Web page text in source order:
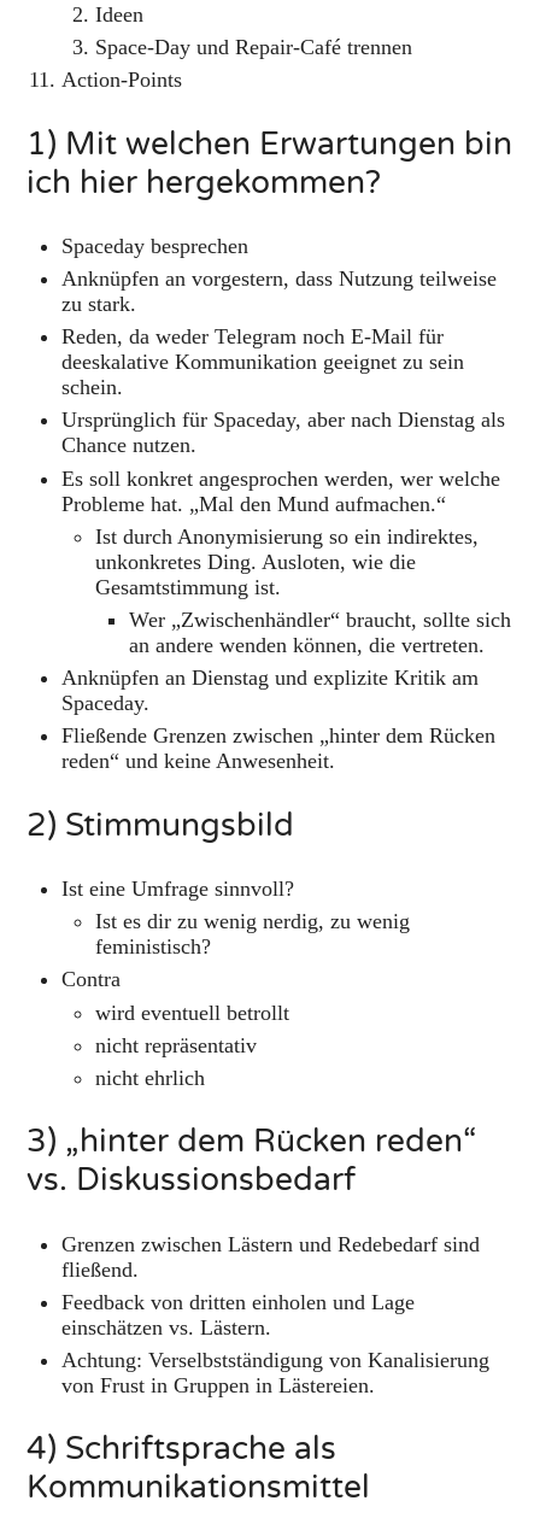
Ideen
Space-Day und Repair-Café trennen
Action-Points
1) Mit welchen Erwartungen bin
ich hier hergekommen?
Spaceday besprechen
Anknüpfen an vorgestern, dass Nutzung teilweise
zu stark.
Reden, da weder Telegram noch E-Mail für
deeskalative Kommunikation geeignet zu sein
schein.
Ursprünglich für Spaceday, aber nach Dienstag als
Chance nutzen.
Es soll konkret angesprochen werden, wer welche
Probleme hat. „Mal den Mund aufmachen.“
Ist durch Anonymisierung so ein indirektes,
unkonkretes Ding. Ausloten, wie die
Gesamtstimmung ist.
Wer „Zwischenhändler“ braucht, sollte sich
an andere wenden können, die vertreten.
Anknüpfen an Dienstag und explizite Kritik am
Spaceday.
Fließende Grenzen zwischen „hinter dem Rücken
reden“ und keine Anwesenheit.
2) Stimmungsbild
Ist eine Umfrage sinnvoll?
Ist es dir zu wenig nerdig, zu wenig
feministisch?
Contra
wird eventuell betrollt
nicht repräsentativ
nicht ehrlich
3) „hinter dem Rücken reden“
vs. Diskussionsbedarf
Grenzen zwischen Lästern und Redebedarf sind
fließend.
Feedback von dritten einholen und Lage
einschätzen vs. Lästern.
Achtung: Verselbstständigung von Kanalisierung
von Frust in Gruppen in Lästereien.
4) Schriftsprache als
Kommunikationsmittel